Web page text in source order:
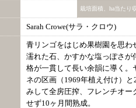
栽培面積、ha当たり
Sarah Crowe(サラ・クロウ)
青リンゴをはじめ果樹園を思
濡れた石、かすかな塩っぽさ
格が一貫して長い余韻に導く
ネの区画（1969年植え付け）
みして全房圧搾、フレンチオ
せず10ヶ月間熟成。